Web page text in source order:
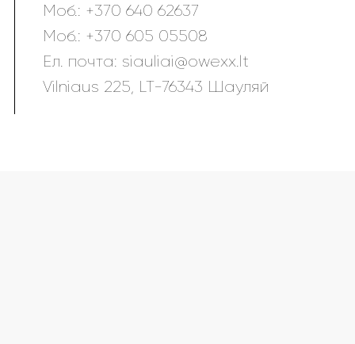
Моб.: +370 640 62637
Моб.: +370 605 05508
Eл. почта: siauliai@owexx.lt
Vilniaus 225, LT-76343 Шауляй